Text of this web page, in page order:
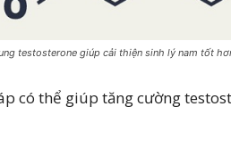
testosterone giúp cải thiện sinh lý nam tốt
có thể giúp tăng cường